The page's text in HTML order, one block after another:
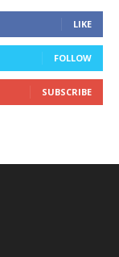
LIKE
FOLLOW
SUBSCRIBE